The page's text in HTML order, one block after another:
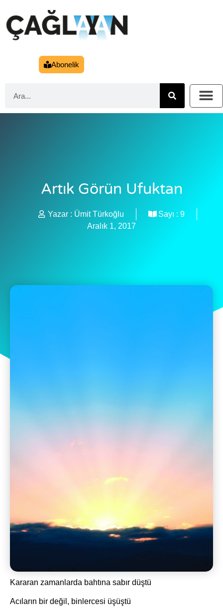
Abonelik
Artık Görün Ufuktan
Yazar : Ümit Türkoğlu Sayı : 9
Aralık 1, 2017
Kararan zamanlarda bahtına sabır düştü
Acıların bir değil, binlercesi üşüştü